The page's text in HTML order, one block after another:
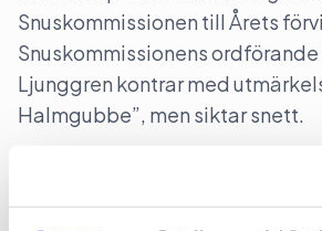
Snuskommissionen till Årets
Snuskommissionens
Ljunggren kontrar med
Halmgubbe”, men siktar snett.